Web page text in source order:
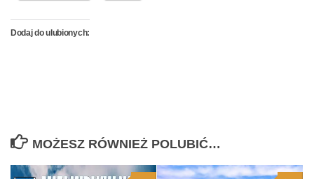
Dodaj do ulubionych:
MOŻESZ RÓWNIEŻ POLUBIĆ…